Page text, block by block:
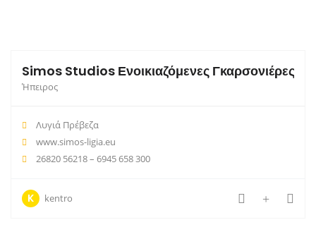
Simos Studios Ενοικιαζόμενες Γκαρσονιέρες
Ήπειρος
Λυγιά Πρέβεζα
www.simos-ligia.eu
26820 56218 – 6945 658 300
K kentro